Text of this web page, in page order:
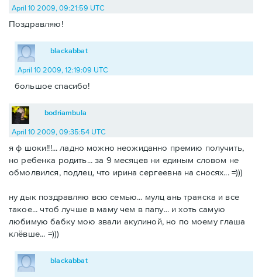
April 10 2009, 09:21:59 UTC
Поздравляю!
blackabbat
April 10 2009, 12:19:09 UTC
большое спасибо!
bodriambula
April 10 2009, 09:35:54 UTC
я ф шоки!!!... ладно можно неожиданно премию получить,
но ребенка родить... за 9 месяцев ни единым словом не
обмолвился, подлец, что ирина сергеевна на сносях... =)))
ну дык поздравляю всю семью... мулц ань траяска и все
такое... чтоб лучше в маму чем в папу... и хоть самую
любимую бабку мою звали акулиной, но по моему глаша
клёвше... =)))
blackabbat